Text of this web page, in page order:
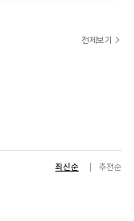
전체보기
최신순 추천순